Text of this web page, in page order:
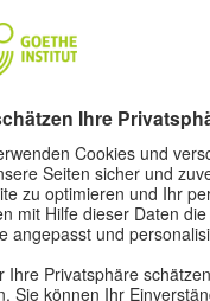
DEUTSCHLAND?